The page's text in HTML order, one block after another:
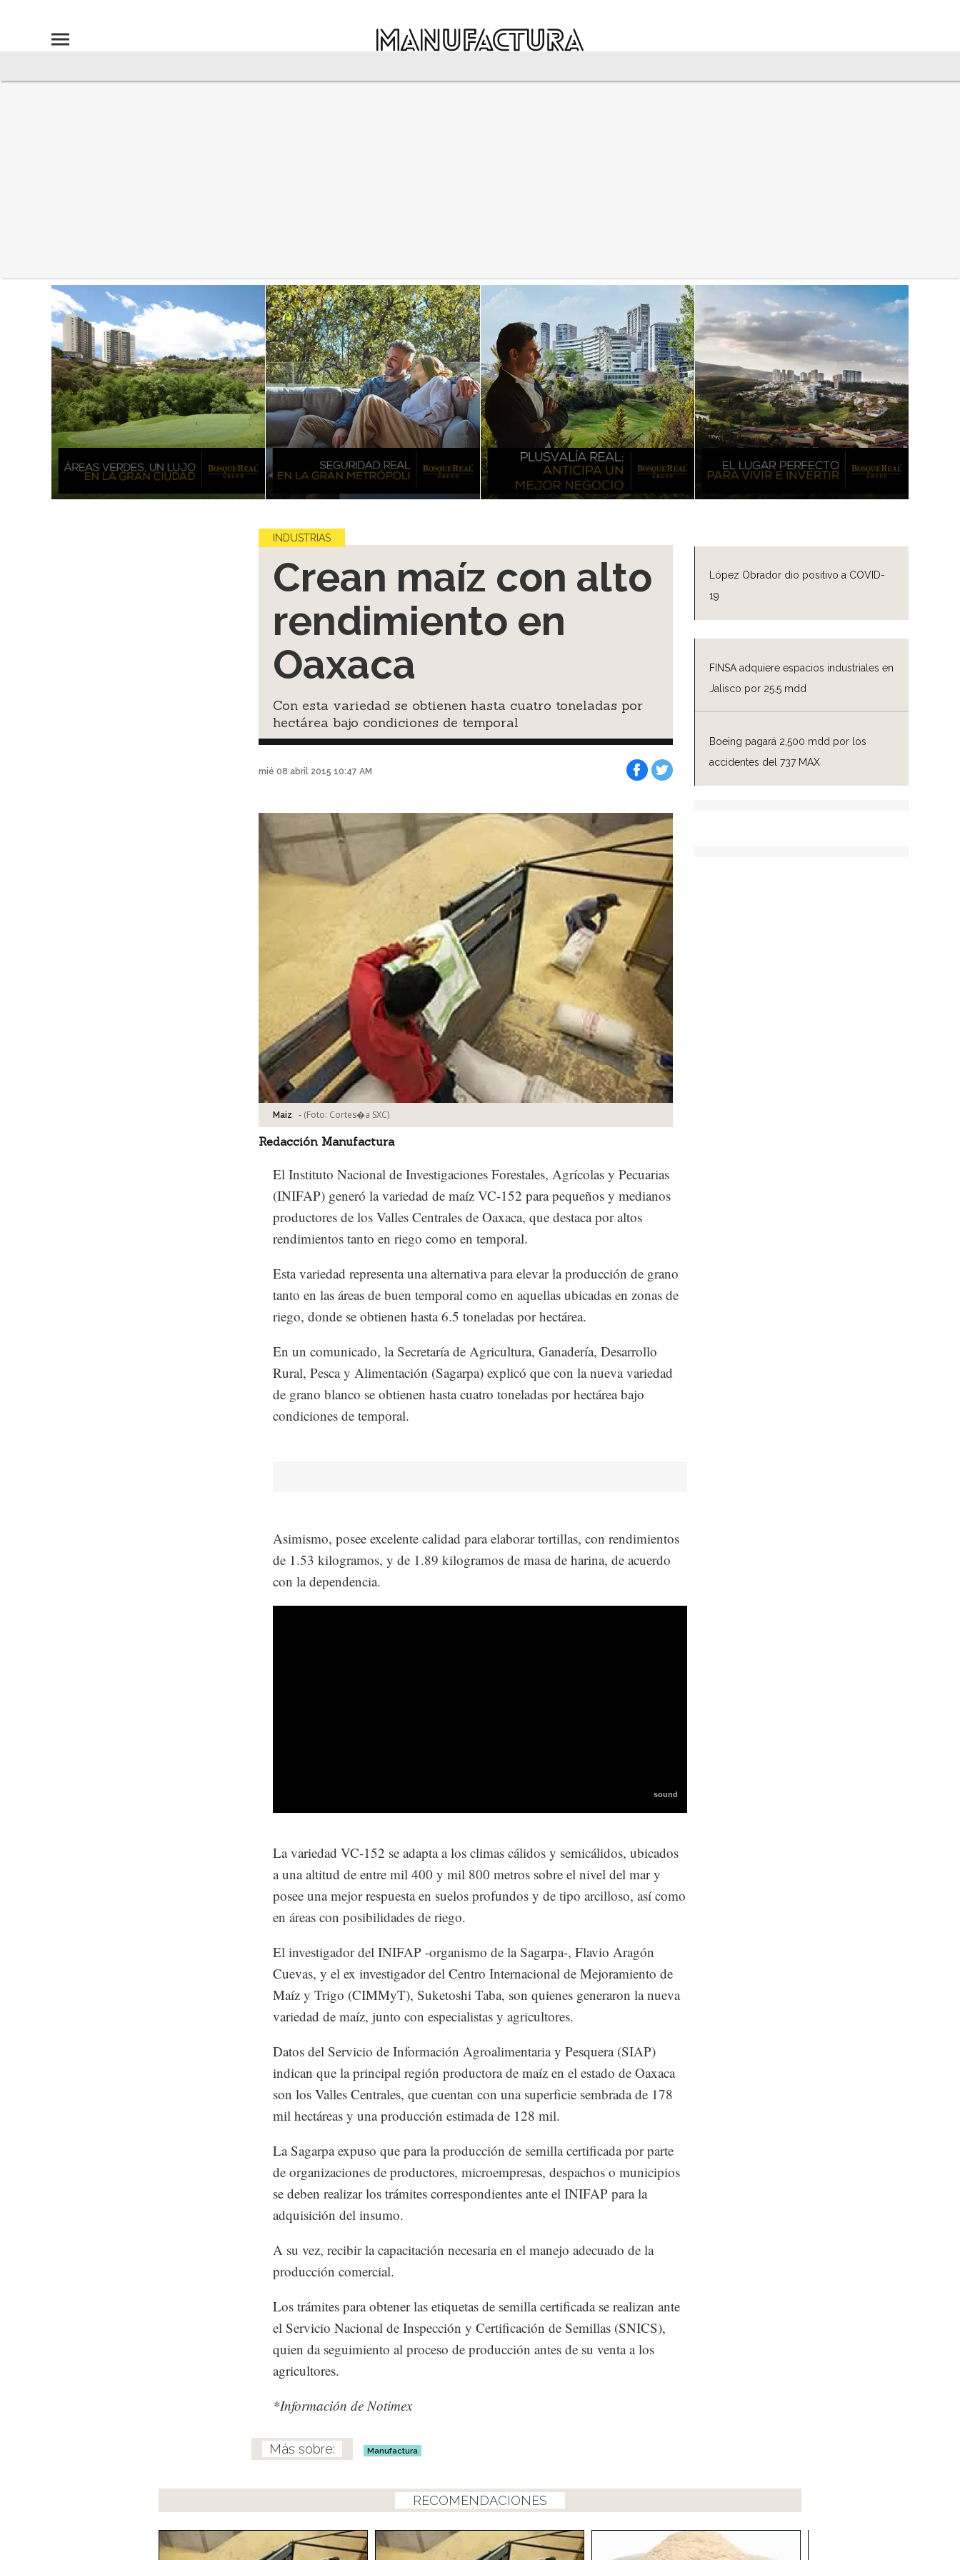
López Obrador dio positivo a COVID-
19
FINSA adquiere espacios industriales en
Jalisco por 25.5 mdd
Boeing pagará 2,500 mdd por los
accidentes del 737 MAX
INDUSTRIAS
Crean maíz con alto
rendimiento en
Oaxaca
Con esta variedad se obtienen hasta cuatro toneladas por
hectárea bajo condiciones de temporal
mié 08 abril 2015 10:47 AM
Maiz - (Foto: Cortes�a SXC)
Redacción Manufactura
El Instituto Nacional de Investigaciones Forestales, Agrícolas y Pecuarias
(INIFAP) generó la variedad de maíz VC-152 para pequeños y medianos
productores de los Valles Centrales de Oaxaca, que destaca por altos
rendimientos tanto en riego como en temporal.
Esta variedad representa una alternativa para elevar la producción de grano
tanto en las áreas de buen temporal como en aquellas ubicadas en zonas de
riego, donde se obtienen hasta 6.5 toneladas por hectárea.
En un comunicado, la Secretaría de Agricultura, Ganadería, Desarrollo
Rural, Pesca y Alimentación (Sagarpa) explicó que con la nueva variedad
de grano blanco se obtienen hasta cuatro toneladas por hectárea bajo
condiciones de temporal.
Asimismo, posee excelente calidad para elaborar tortillas, con rendimientos
de 1.53 kilogramos, y de 1.89 kilogramos de masa de harina, de acuerdo
con la dependencia.
La variedad VC-152 se adapta a los climas cálidos y semicálidos, ubicados
a una altitud de entre mil 400 y mil 800 metros sobre el nivel del mar y
posee una mejor respuesta en suelos profundos y de tipo arcilloso, así como
en áreas con posibilidades de riego.
El investigador del INIFAP -organismo de la Sagarpa-, Flavio Aragón
Cuevas, y el ex investigador del Centro Internacional de Mejoramiento de
Maíz y Trigo (CIMMyT), Suketoshi Taba, son quienes generaron la nueva
variedad de maíz, junto con especialistas y agricultores.
Datos del Servicio de Información Agroalimentaria y Pesquera (SIAP)
indican que la principal región productora de maíz en el estado de Oaxaca
son los Valles Centrales, que cuentan con una superficie sembrada de 178
mil hectáreas y una producción estimada de 128 mil.
La Sagarpa expuso que para la producción de semilla certificada por parte
de organizaciones de productores, microempresas, despachos o municipios
se deben realizar los trámites correspondientes ante el INIFAP para la
adquisición del insumo.
A su vez, recibir la capacitación necesaria en el manejo adecuado de la
producción comercial.
Los trámites para obtener las etiquetas de semilla certificada se realizan ante
el Servicio Nacional de Inspección y Certificación de Semillas (SNICS),
quien da seguimiento al proceso de producción antes de su venta a los
agricultores.
*Información de Notimex
Manufactura
RECOMENDACIONES